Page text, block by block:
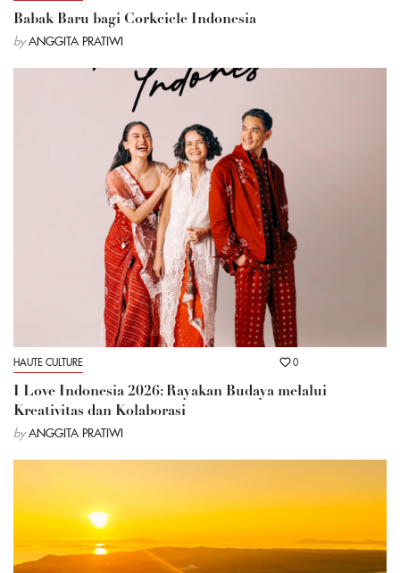
Babak Baru bagi Corkcicle Indonesia
by ANGGITA PRATIWI
HAUTE CULTURE 0
I Love Indonesia 2026: Rayakan Budaya melalui
Kreativitas dan Kolaborasi
by ANGGITA PRATIWI